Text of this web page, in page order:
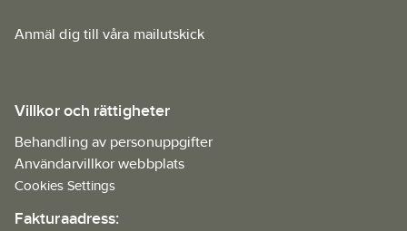
Anmäl dig till våra mailutskick
Villkor och rättigheter
Behandling av personuppgifter
Användarvillkor webbplats
Cookies Settings
Fakturaadress: